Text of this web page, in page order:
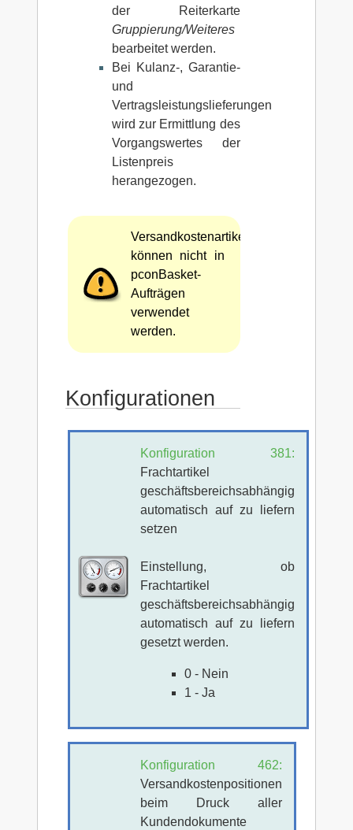
der Reiterkarte
Gruppierung/Weiteres
bearbeitet werden.
Bei Kulanz-, Garantie-
und
Vertragsleistungslieferungen
wird zur Ermittlung des
Vorgangswertes der
Listenpreis
herangezogen.
Versandkostenartikel
können nicht in
pconBasket-
Aufträgen
verwendet
werden.
Konfigurationen
Konfiguration 381:
Frachtartikel
geschäftsbereichsabhängig
automatisch auf zu liefern
setzen
Einstellung, ob
Frachtartikel
geschäftsbereichsabhängig
automatisch auf zu liefern
gesetzt werden.
0 - Nein
1 - Ja
Konfiguration 462:
Versandkostenpositionen
beim Druck aller
Kundendokumente